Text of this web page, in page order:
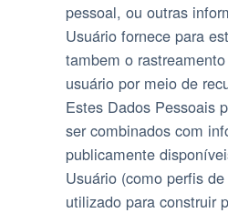
pessoal, ou outras
Usuário fornece para
tambem o
usuário por meio de
Estes Dados Pessoais
ser combinados com
publicamente
Usuário (como perfis
utilizado para construir